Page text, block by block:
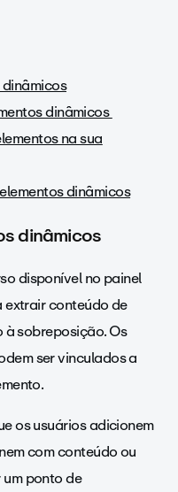
dinâmicos
na sua
dinâmicos
dinâmicos
disponível no painel
conteúdo de
sobreposição. Os
ser vinculados a
os usuários adicionem
com conteúdo ou
ponto de